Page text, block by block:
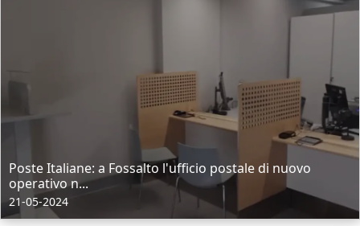
Poste Italiane: a Fossalto l'ufficio postale di nuovo
operativo n...
21-05-2024